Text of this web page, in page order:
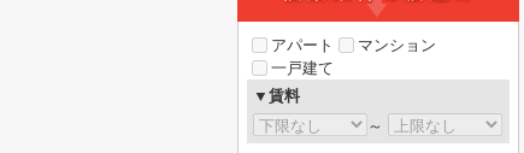
アパート
マンション
一戸建て
▼賃料
～